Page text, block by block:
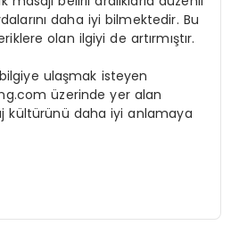
daha iyi bilmektedir. Bu
olan ilgiyi de artırmıştır.
ulaşmak isteyen
üzerinde yer alan
kültürünü daha iyi anlamaya